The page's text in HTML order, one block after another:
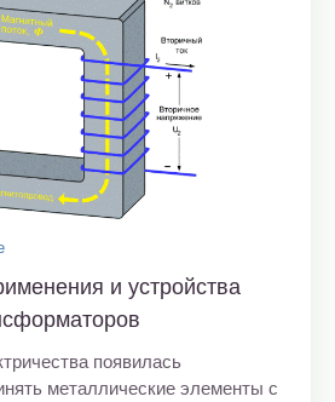
и устройства
появилась
металлические элементы с